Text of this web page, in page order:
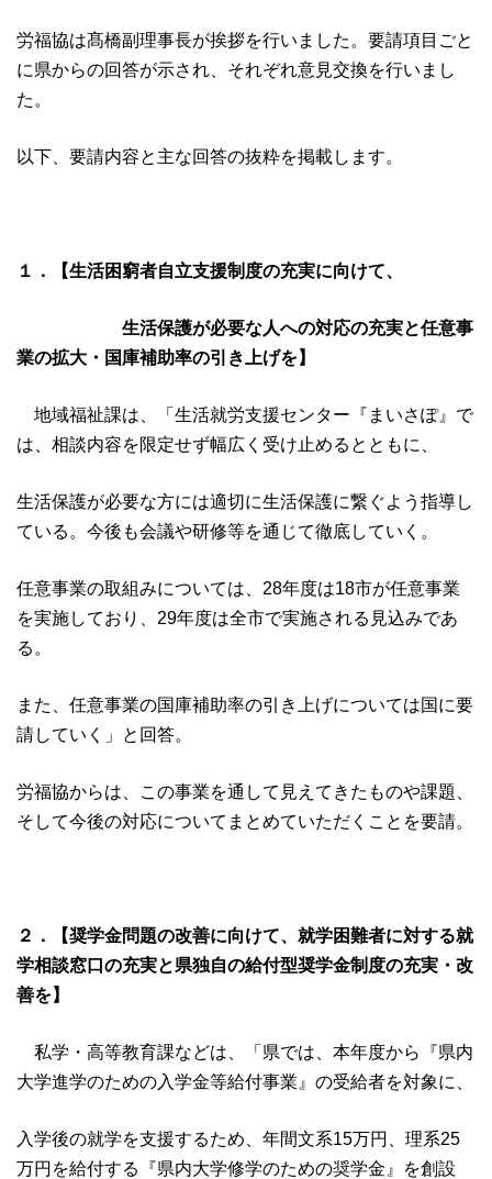
労福協は髙橋副理事長が挨拶を行いました。要請項目ごと
に県からの回答が示され、それぞれ意見交換を行いまし
た。
以下、要請内容と主な回答の抜粋を掲載します。
１．【生活困窮者自立支援制度の充実に向けて、
生活保護が必要な人への対応の充実と任意事
業の拡大・国庫補助率の引き上げを】
地域福祉課は、「生活就労支援センター『まいさぽ』で
は、相談内容を限定せず幅広く受け止めるとともに、
生活保護が必要な方には適切に生活保護に繋ぐよう指導し
ている。今後も会議や研修等を通じて徹底していく。
任意事業の取組みについては、28年度は18市が任意事業
を実施しており、29年度は全市で実施される見込みであ
る。
また、任意事業の国庫補助率の引き上げについては国に要
請していく」と回答。
労福協からは、この事業を通して見えてきたものや課題、
そして今後の対応についてまとめていただくことを要請。
２．【奨学金問題の改善に向けて、就学困難者に対する就
学相談窓口の充実と県独自の給付型奨学金制度の充実・改
善を】
私学・高等教育課などは、「県では、本年度から『県内
大学進学のための入学金等給付事業』の受給者を対象に、
入学後の就学を支援するため、年間文系15万円、理系25
万円を給付する『県内大学修学のための奨学金』を創設